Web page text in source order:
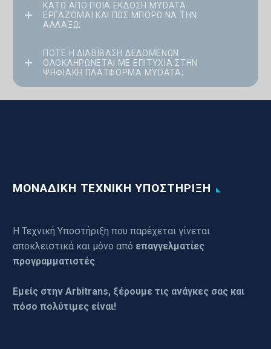
ΚΆΤΩ ΑΠΌ ΠΟΙΑ ΈΚΔΟΣΗ MYDATA
ΕΡΓΆΖΟΜΑΙ ΚΑΙ ΠΏΣ ΜΠΟΡΏ ΝΑ ΤΗΝ
ΑΛΛΆΞΩ;
ΠΌΤΕ Η ΔΙΑΒΊΒΑΣΗ ΔΕΔΟΜΈΝΩΝ
ΟΛΟΚΛΗΡΏΝΕΤΑΙ ΜΕ ΕΠΙΤΥΧΊΑ ΣΤΗΝ
ΨΗΦΙΑΚΉ ΠΛΑΤΦΌΡΜΑ MYDATA;
ΜΟΝΑΔΙΚΗ ΤΕΧΝΙΚΗ ΥΠΟΣΤΗΡΙΞΗ
Η Τεχνική Υποστήριξη που παρέχεται γίνεται
αποκλειστικά και μόνο από επαγγελματίες
προγραμματιστές.
Εμείς στην Arbitrans, ξέρουμε τις ανάγκες σας και
πόσο πολύτιμες είναι!